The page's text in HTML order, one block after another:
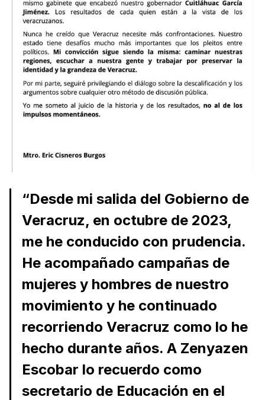
“Desde mi salida del Gobierno de
Veracruz, en octubre de 2023,
me he conducido con prudencia.
He acompañado campañas de
mujeres y hombres de nuestro
movimiento y he continuado
recorriendo Veracruz como lo he
hecho durante años. A Zenyazen
Escobar lo recuerdo como
secretario de Educación en el